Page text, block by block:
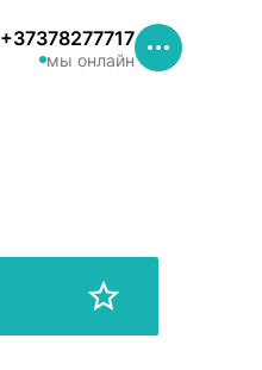
+37378277717
мы онлайн